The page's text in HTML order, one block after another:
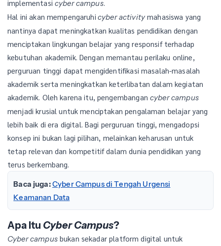
implementasi cyber campus.
Hal ini akan mempengaruhi cyber activitymahasiswa yang
nantinya dapat meningkatkan kualitas pendidikan dengan
menciptakan lingkungan belajar yang responsif terhadap
kebutuhan akademik. Dengan memantau perilaku online,
perguruan tinggi dapat mengidentifikasi masalah-masalah
akademik serta meningkatkan keterlibatan dalam kegiatan
akademik. Oleh karena itu, pengembangan cyber campus
menjadi krusial untuk menciptakan pengalaman belajar yang
lebih baik di era digital. Bagi perguruan tinggi, mengadopsi
konsep ini bukan lagi pilihan, melainkan keharusan untuk
tetap relevan dan kompetitif dalam dunia pendidikan yang
terus berkembang.
Baca juga:Cyber Campus di Tengah Urgensi
Keamanan Data
Apa Itu Cyber Campus?
Cyber campusbukan sekadar platform digital untuk